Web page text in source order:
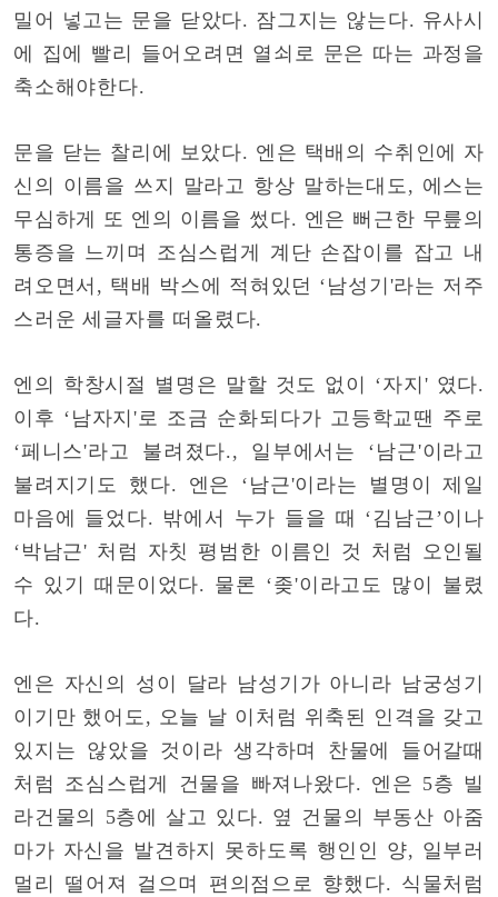
밀어 넣고는 문을 닫았다. 잠그지는 않는다. 유사시
에 집에 빨리 들어오려면 열쇠로 문은 따는 과정을
축소해야한다.
문을 닫는 찰리에 보았다. 엔은 택배의 수취인에 자
신의 이름을 쓰지 말라고 항상 말하는대도, 에스는
무심하게 또 엔의 이름을 썼다. 엔은 뻐근한 무릎의
통증을 느끼며 조심스럽게 계단 손잡이를 잡고 내
려오면서, 택배 박스에 적혀있던 ‘남성기'라는 저주
스러운 세글자를 떠올렸다.
엔의 학창시절 별명은 말할 것도 없이 ‘자지' 였다.
이후 ‘남자지'로 조금 순화되다가 고등학교땐 주로
‘페니스'라고 불려졌다., 일부에서는 ‘남근'이라고
불려지기도 했다. 엔은 ‘남근'이라는 별명이 제일
마음에 들었다. 밖에서 누가 들을 때 ‘김남근’이나
‘박남근' 처럼 자칫 평범한 이름인 것 처럼 오인될
수 있기 때문이었다. 물론 ‘좆'이라고도 많이 불렸
다.
엔은 자신의 성이 달라 남성기가 아니라 남궁성기
이기만 했어도, 오늘 날 이처럼 위축된 인격을 갖고
있지는 않았을 것이라 생각하며 찬물에 들어갈때
처럼 조심스럽게 건물을 빠져나왔다. 엔은 5층 빌
라건물의 5층에 살고 있다. 옆 건물의 부동산 아줌
마가 자신을 발견하지 못하도록 행인인 양, 일부러
멀리 떨어져 걸으며 편의점으로 향했다. 식물처럼